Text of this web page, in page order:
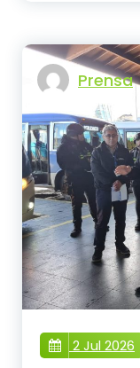
Prensa
2 Jul 2026